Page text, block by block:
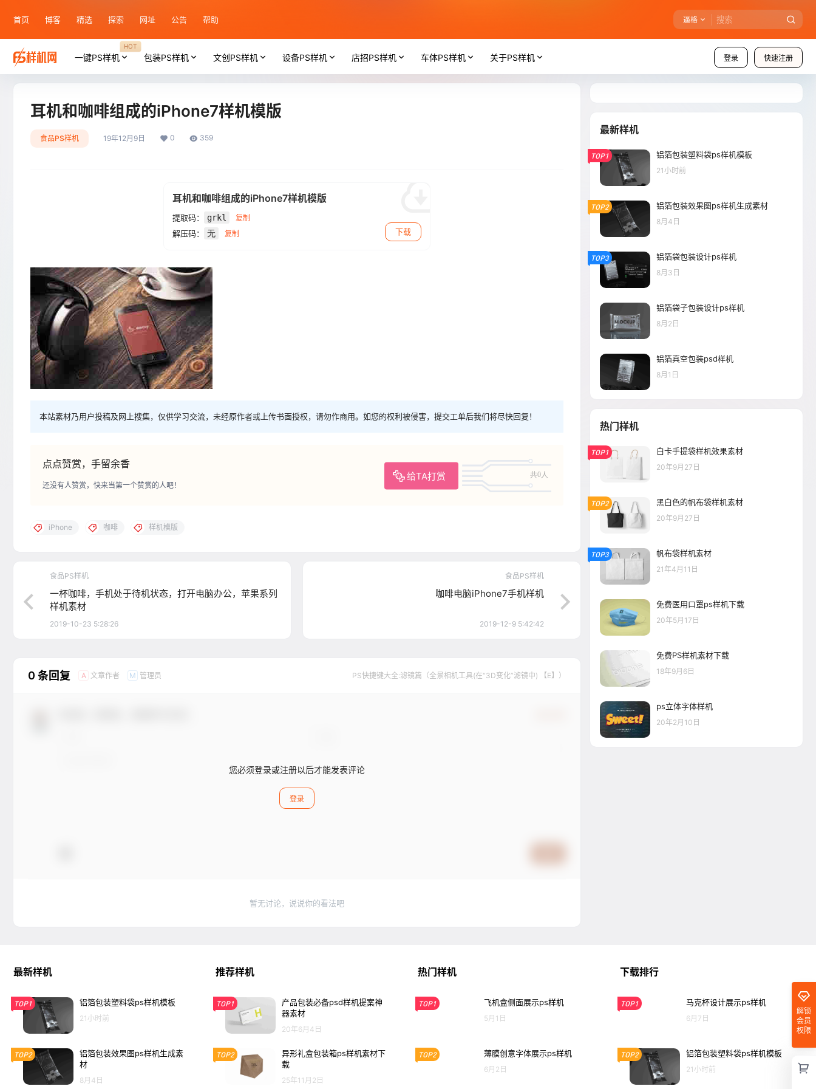
首页 博客 精选 探索 网址 公告 帮助 逼格
登录 快速注册
一键PS样机
HOT
包装PS样机 文创PS样机 设备PS样机 店招PS样机 车体PS样机 关于PS样机
耳机和咖啡组成的iPhone7样机模版
食品PS样机 19年12月9日 0 359
耳机和咖啡组成的iPhone7样机模版
提取码： grkl 复制
解压码： 无 复制 下载
本站素材乃用户投稿及网上搜集，仅供学习交流，未经原作者或上传书面授权，请勿作商用。如您的权利被侵害，提交工单后我们将尽快回复！
点点赞赏，手留余香
给TA打赏 共0人
还没有人赞赏，快来当第一个赞赏的人吧！
iPhone 咖啡 样机模版
食品PS样机
一杯咖啡，手机处于待机状态，打开电脑办公，苹果系列
样机素材
2019-10-23 5:28:26
食品PS样机
咖啡电脑iPhone7手机样机
2019-12-9 5:42:42
0 条回复 A 文章作者 M 管理员 PS快捷键大全:滤镜篇（全景相机工具(在“3D变化”滤镜中) 【E】）
您必须登录或注册以后才能发表评论
登录
暂无讨论，说说你的看法吧
最新样机
TOP1 铝箔包装塑料袋ps样机模板
21小时前
TOP2 铝箔包装效果图ps样机生成素材
8月4日
TOP3 铝箔袋包装设计ps样机
8月3日
铝箔袋子包装设计ps样机
8月2日
铝箔真空包装psd样机
8月1日
热门样机
TOP1 白卡手提袋样机效果素材
20年9月27日
TOP2 黑白色的帆布袋样机素材
20年9月27日
TOP3 帆布袋样机素材
21年4月11日
免费医用口罩ps样机下载
20年5月17日
免费PS样机素材下载
18年9月6日
ps立体字体样机
20年2月10日
解锁
会员
权限
最新样机
TOP1 铝箔包装塑料袋ps样机模板
21小时前
TOP2
铝箔包装效果图ps样机生成素
材
8月4日
推荐样机
TOP1
产品包装必备psd样机提案神
器素材
20年6月4日
TOP2
异形礼盒包装箱ps样机素材下
载
25年11月2日
热门样机
TOP1 飞机盒侧面展示ps样机
5月1日
TOP2 薄膜创意字体展示ps样机
6月2日
下载排行
TOP1 马克杯设计展示ps样机
6月7日
TOP2 铝箔包装塑料袋ps样机模板
21小时前